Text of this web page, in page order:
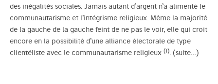
des inégalités sociales. Jamais autant d’argent n’a alimenté le
communautarisme et l’intégrisme religieux. Même la majorité
de la gauche de la gauche feint de ne pas le voir, elle qui croit
encore en la possibilité d’une alliance électorale de type
clientéliste avec le communautarisme religieux (1). (suite…)